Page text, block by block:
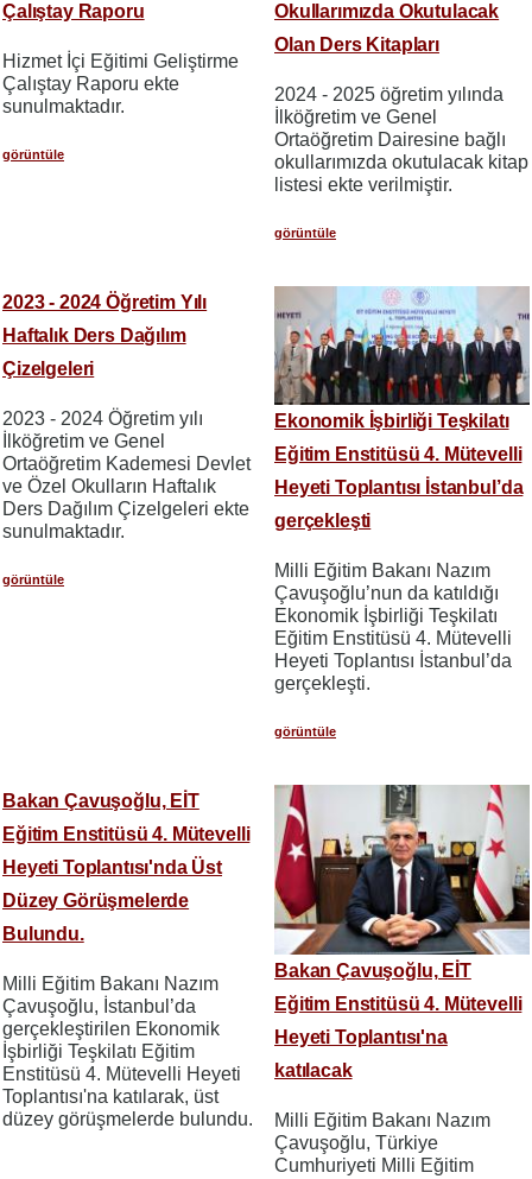
Çalıştay Raporu
Hizmet İçi Eğitimi Geliştirme
Çalıştay Raporu ekte
sunulmaktadır.
görüntüle
Okullarımızda Okutulacak
Olan Ders Kitapları
2024 - 2025 öğretim yılında
İlköğretim ve Genel
Ortaöğretim Dairesine bağlı
okullarımızda okutulacak kitap
listesi ekte verilmiştir.
görüntüle
2023 - 2024 Öğretim Yılı
Haftalık Ders Dağılım
Çizelgeleri
2023 - 2024 Öğretim yılı
İlköğretim ve Genel
Ortaöğretim Kademesi Devlet
ve Özel Okulların Haftalık
Ders Dağılım Çizelgeleri ekte
sunulmaktadır.
görüntüle
Ekonomik İşbirliği Teşkilatı
Eğitim Enstitüsü 4. Mütevelli
Heyeti Toplantısı İstanbul’da
gerçekleşti
Milli Eğitim Bakanı Nazım
Çavuşoğlu’nun da katıldığı
Ekonomik İşbirliği Teşkilatı
Eğitim Enstitüsü 4. Mütevelli
Heyeti Toplantısı İstanbul’da
gerçekleşti.
görüntüle
Bakan Çavuşoğlu, EİT
Eğitim Enstitüsü 4. Mütevelli
Heyeti Toplantısı'nda Üst
Düzey Görüşmelerde
Bulundu.
Milli Eğitim Bakanı Nazım
Çavuşoğlu, İstanbul’da
gerçekleştirilen Ekonomik
İşbirliği Teşkilatı Eğitim
Enstitüsü 4. Mütevelli Heyeti
Toplantısı'na katılarak, üst
düzey görüşmelerde bulundu.
Bakan Çavuşoğlu, EİT
Eğitim Enstitüsü 4. Mütevelli
Heyeti Toplantısı'na
katılacak
Milli Eğitim Bakanı Nazım
Çavuşoğlu, Türkiye
Cumhuriyeti Milli Eğitim